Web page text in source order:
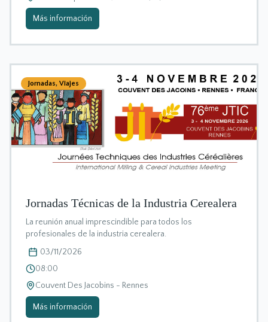
Más información
Jornadas, Viajes
Jornadas Técnicas de la Industria Cerealera
La reunión anual imprescindible para todos los
profesionales de la industria cerealera.
03/11/2026
08:00
Couvent Des Jacobins - Rennes
Más información